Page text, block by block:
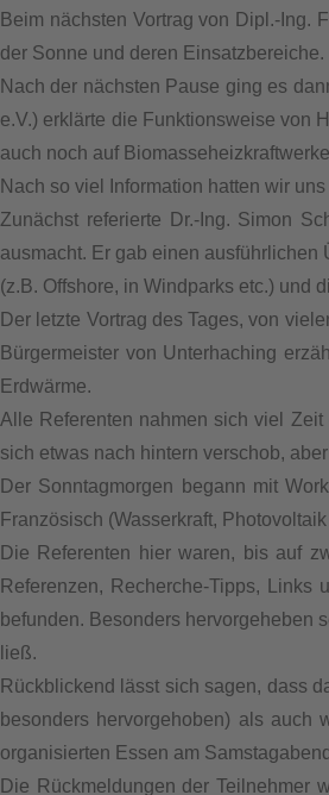
Beim nächsten Vortrag von Dipl.-Ing.
der Sonne und deren Einsatzbereiche.
Nach der nächsten Pause ging es
e.V.) erklärte die Funktionsweise von
auch noch auf
Nach so viel Information hatten wir
Zunächst referierte Dr.-Ing. Simon
ausmacht. Er gab einen
(z.B. Offshore, in Windparks etc.) und
Der letzte Vortrag des Tages, von
Bürgermeister von Unterhaching
Erdwärme.
Alle Referenten nahmen sich viel
sich etwas nach hintern verschob,
Der Sonntagmorgen begann mit
Französisch (Wasserkraft,
Die Referenten hier waren, bis auf
Referenzen, Recherche-Tipps,
befunden. Besonders hervorgeheben
ließ.
Rückblickend lässt sich sagen, dass
besonders hervorgehoben) als
organisierten Essen am
Die Rückmeldungen der Teilnehmer